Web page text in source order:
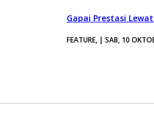
Gapai Prestasi
FEATURE, | SAB, 10